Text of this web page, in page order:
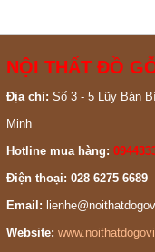
NỘI THẤT ĐỒ
Địa chỉ: Số 3 - 5 Lũy Bán
Minh
Hotline mua hàng:
Điện thoại: 028 6275 6689
Email:
Website: